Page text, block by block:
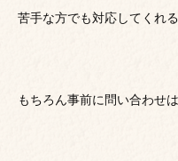
苦手な方でも対応してくれ
もちろん事前に問い合わせ